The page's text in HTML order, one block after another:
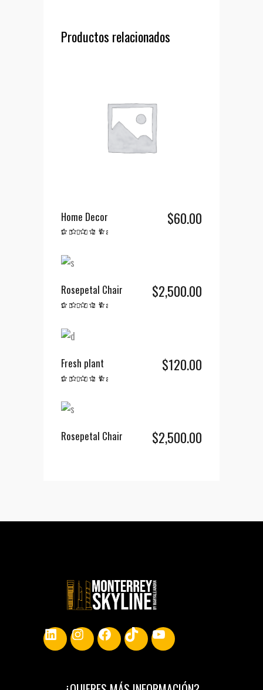
Productos relacionados
Home Decor
Valorado
$60.00
AÑADIR AL CARRITO
Rosepetal Chair
Valorado
$2,500.00
AÑADIR AL CARRITO
Fresh plant
Valorado
en5.00
$120.00
AÑADIR AL CARRITO
Rosepetal Chair $2,500.00
LinkedInInstagram
Facebook
TikTokYouTube